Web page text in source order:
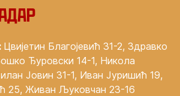
Цвијетин Благојевић 31-2, Здравко
Ђуровски 14-1, Никола
Јовин 31-1, Иван Јуришић 19,
25, Живан Љуковчан 23-16